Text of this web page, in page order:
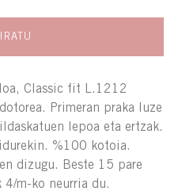
Classic fit L.1212
Primeran praka luze
lepoa eta ertzak.
%100 kotoia.
dizugu. Beste 15 pare
4/m-ko neurria du.